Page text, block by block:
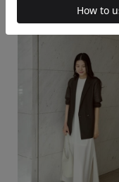
SODA / 166cm